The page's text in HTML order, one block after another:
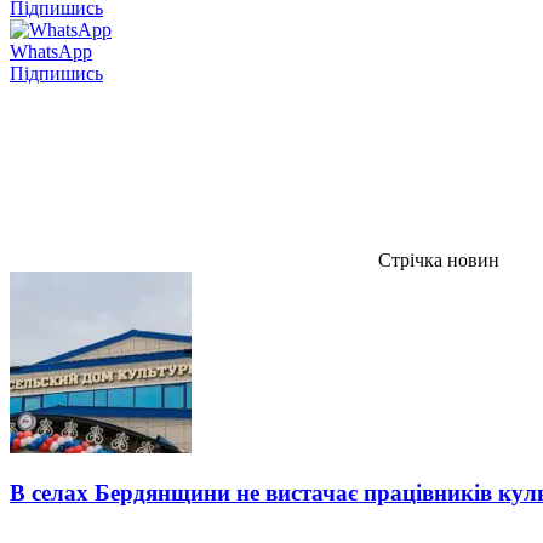
Підпишись
WhatsApp
Підпишись
Стрічка новин
В селах Бердянщини не вистачає працівників